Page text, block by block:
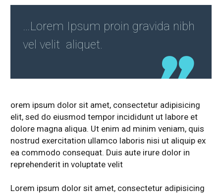
…Lorem Ipsum proin gravida nibh
vel velit aliquet.
orem ipsum dolor sit amet, consectetur adipisicing
elit, sed do eiusmod tempor incididunt ut labore et
dolore magna aliqua. Ut enim ad minim veniam, quis
nostrud exercitation ullamco laboris nisi ut aliquip ex
ea commodo consequat. Duis aute irure dolor in
reprehenderit in voluptate velit
Lorem ipsum dolor sit amet, consectetur adipisicing